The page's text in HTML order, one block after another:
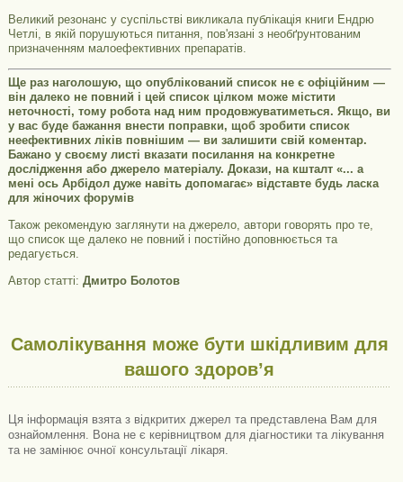
Великий резонанс у суспільстві викликала публікація книги Ендрю
Четлі, в якій порушуються питання, пов'язані з необґрунтованим
призначенням малоефективних препаратів.
Ще раз наголошую, що опублікований список не є офіційним —
він далеко не повний і цей список цілком може містити
неточності, тому робота над ним продовжуватиметься. Якщо, ви
у вас буде бажання внести поправки, щоб зробити список
неефективних ліків повнішим — ви залишити свій коментар.
Бажано у своєму листі вказати посилання на конкретне
дослідження або джерело матеріалу. Докази, на кшталт «... а
мені ось Арбідол дуже навіть допомагає» відставте будь ласка
для жіночих форумів
Також рекомендую заглянути на джерело, автори говорять про те,
що список ще далеко не повний і постійно доповнюється та
редагується.
Автор статті: Дмитро Болотов
Самолікування може бути шкідливим для
вашого здоров’я
Ця інформація взята з відкритих джерел та представлена ​​Вам для
ознайомлення. Вона не є керівництвом для діагностики та лікування
та не замінює очної консультації лікаря.